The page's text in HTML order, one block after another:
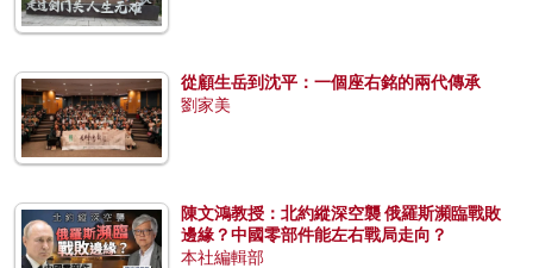
從顧生岳到沈平：一個座右銘的兩代傳承
劉家美
陳文鴻教授：北約縱深空襲 俄羅斯瀕臨戰敗
邊緣？中國零部件能左右戰局走向？
本社編輯部